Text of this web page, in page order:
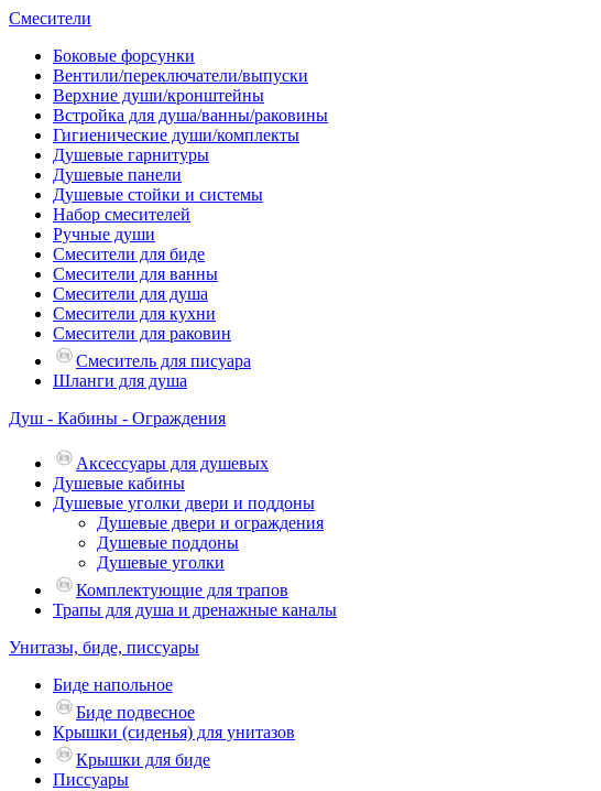
Смесители
Боковые форсунки
Вентили/переключатели/выпуски
Верхние души/кронштейны
Встройка для душа/ванны/раковины
Гигиенические души/комплекты
Душевые гарнитуры
Душевые панели
Душевые стойки и системы
Набор смесителей
Ручные души
Смесители для биде
Смесители для ванны
Смесители для душа
Смесители для кухни
Смесители для раковин
Смеситель для писуара
Шланги для душа
Душ - Кабины - Ограждения
Аксессуары для душевых
Душевые кабины
Душевые уголки двери и поддоны
Душевые двери и ограждения
Душевые поддоны
Душевые уголки
Комплектующие для трапов
Трапы для душа и дренажные каналы
Унитазы, биде, писсуары
Биде напольное
Биде подвесное
Крышки (сиденья) для унитазов
Крышки для биде
Писсуары